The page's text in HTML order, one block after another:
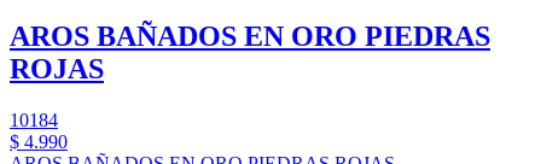
AROS BAÑADOS EN ORO PIEDRAS
ROJAS
10184
$ 4.990